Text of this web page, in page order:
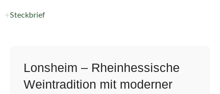
Steckbrief
Lonsheim – Rheinhessische
Weintradition mit moderner